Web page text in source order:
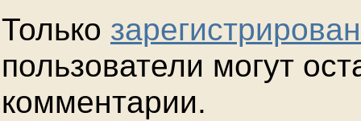
Только
пользователи могут
комментарии.